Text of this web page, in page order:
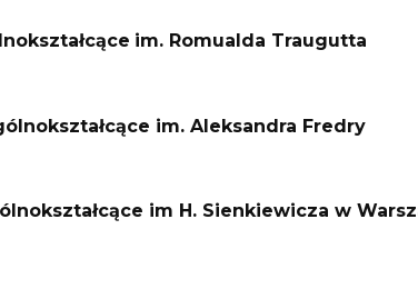
im. Romualda Traugutta
im. Aleksandra Fredry
im H. Sienkiewicza w